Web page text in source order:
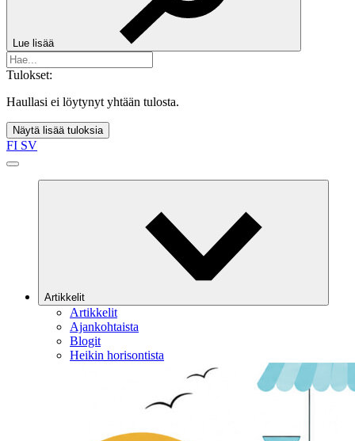
Lue lisää
Tulokset:
Haullasi ei löytynyt yhtään tulosta.
Näytä lisää tuloksia
FI SV
Artikkelit
Artikkelit
Ajankohtaista
Blogit
Heikin horisontista